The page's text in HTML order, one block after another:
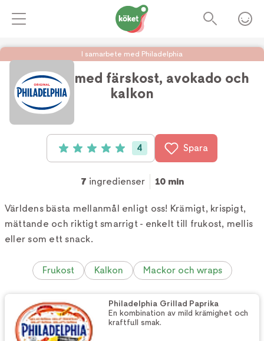
I samarbete med Philadelphia
Riskakor med färskost, avokado och
kalkon
Betyg: 5 av 5 (4 röster)
4 Spara
7 ingredienser 10 min
Världens bästa mellanmål enligt oss! Krämigt, krispigt,
mättande och riktigt smarrigt - enkelt till frukost, mellis
eller som ett snack.
Frukost Kalkon Mackor och wraps
Philadelphia Grillad Paprika
En kombination av mild krämighet och
kraftfull smak.